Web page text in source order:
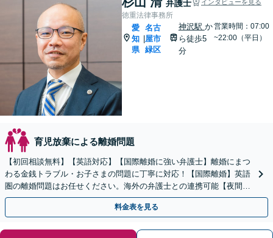
弁護士 インタビューを見る
徳重法律事務所
愛
知
県
名古
屋市
緑区
神沢駅 か
ら徒歩5
分
営業時間：07:00
~22:00（平日）
育児放棄による離婚問題
【初回相談無料】【英語対応】【国際離婚に強い弁護士】離婚にまつ
わる金銭トラブル・お子さまの問題に丁寧に対応！【国際離婚】英語
圏の離婚問題はお任せください。海外の弁護士との連携可能【夜間／
休日面談】【お子さま同席OK】【徳重駅／神沢駅5分】
料金表を見る